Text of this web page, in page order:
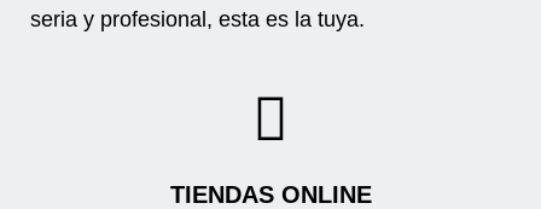
seria y profesional, esta es la tuya.
TIENDAS ONLINE